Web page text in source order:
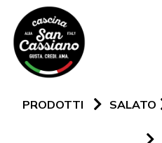
PRODOTTI SALATO